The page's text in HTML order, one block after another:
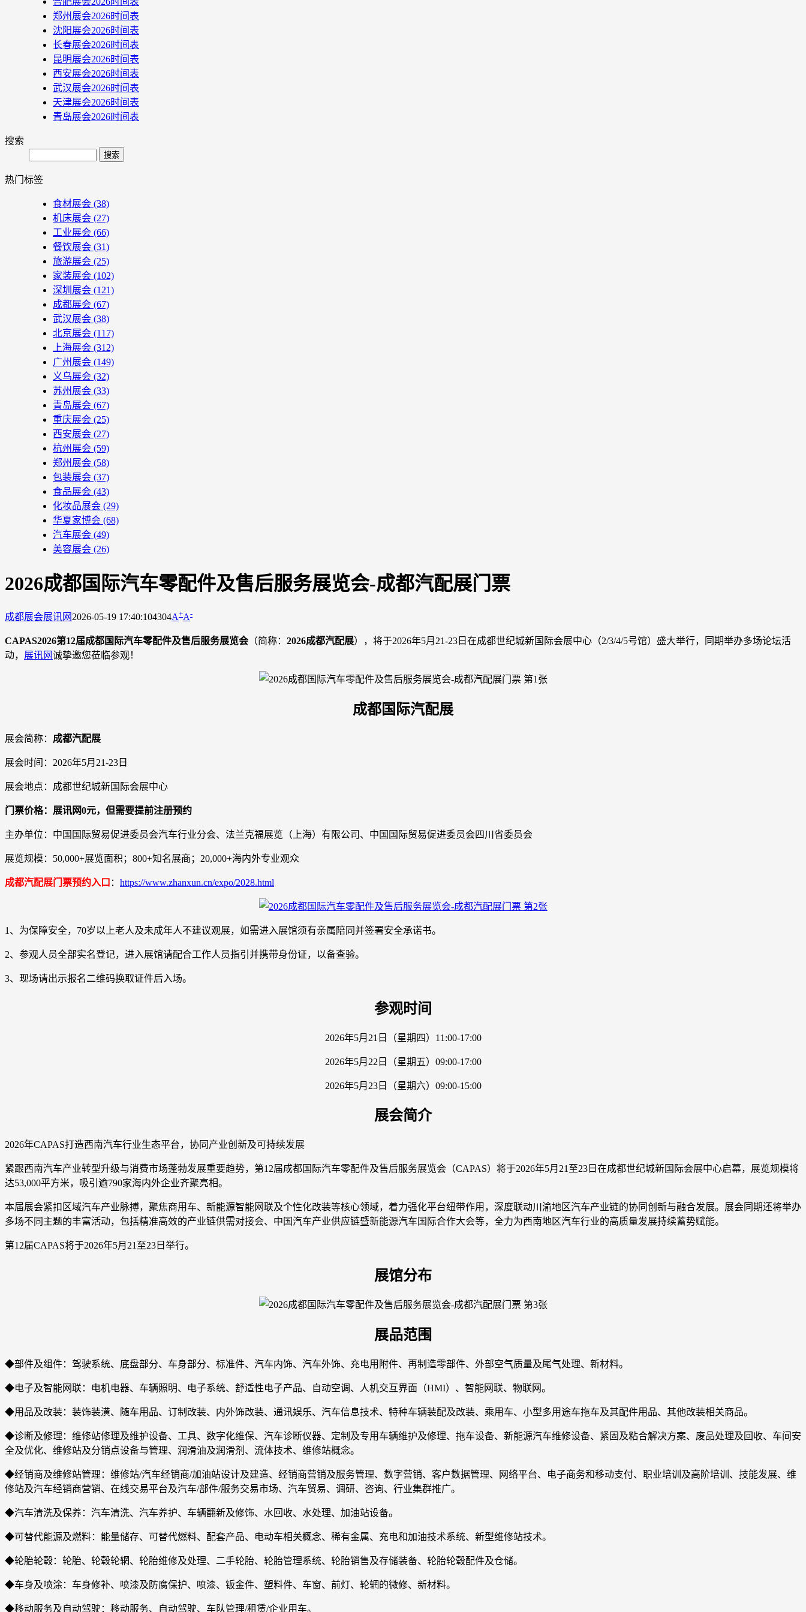
郑州展会2026时间表
沈阳展会2026时间表
长春展会2026时间表
昆明展会2026时间表
西安展会2026时间表
武汉展会2026时间表
天津展会2026时间表
青岛展会2026时间表
搜索
Search
热门标签
食材展会 (38)
机床展会 (27)
工业展会 (66)
餐饮展会 (31)
旅游展会 (25)
家装展会 (102)
深圳展会 (121)
成都展会 (67)
武汉展会 (38)
北京展会 (117)
上海展会 (312)
广州展会 (149)
义乌展会 (32)
苏州展会 (33)
青岛展会 (67)
重庆展会 (25)
西安展会 (27)
杭州展会 (59)
郑州展会 (58)
包装展会 (37)
食品展会 (43)
化妆品展会 (29)
华夏家博会 (68)
汽车展会 (49)
美容展会 (26)
2026成都国际汽车零配件及售后服务展览会-成都汽配展门票
成都展会展讯网 2026-05-19 17:40:104304A+A-
CAPAS2026第12届成都国际汽车零配件及售后服务展览会 （简称： 2026成都汽配展），将于2026年5月21-23日在成都世纪城新国际会展中心（2/3/4/5号馆）盛大举行，同期举办多场论坛活
动， 展讯网诚挚邀您莅临参观！
成都国际汽配展
展会简称： 成都汽配展
展会时间：2026年5月21-23日
展会地点：成都世纪城新国际会展中心
门票价格：展讯网0元，但需要提前注册预约
主办单位：中国国际贸易促进委员会汽车行业分会、法兰克福展览（上海）有限公司、中国国际贸易促进委员会四川省委员会
展览规模：50,000+展览面积；800+知名展商；20,000+海内外专业观众
成都汽配展门票预约入口 ： https://www.zhanxun.cn/expo/2028.html
1、为保障安全，70岁以上老人及未成年人不建议观展，如需进入展馆须有亲属陪同并签署安全承诺书。
2、参观人员全部实名登记，进入展馆请配合工作人员指引并携带身份证，以备查验。
3、现场请出示报名二维码换取证件后入场。
参观时间
2026年5月21日（星期四）11:00-17:00
2026年5月22日（星期五）09:00-17:00
2026年5月23日（星期六）09:00-15:00
展会简介
2026年CAPAS打造西南汽车行业生态平台，协同产业创新及可持续发展
紧跟西南汽车产业转型升级与消费市场蓬勃发展重要趋势，第12届成都国际汽车零配件及售后服务展览会（CAPAS）将于2026年5月21至23日在成都世纪城新国际会展中心启幕，展览规模将
达53,000平方米，吸引逾790家海内外企业齐聚亮相。
本届展会紧扣区域汽车产业脉搏，聚焦商用车、新能源智能网联及个性化改装等核心领域，着力强化平台纽带作用，深度联动川渝地区汽车产业链的协同创新与融合发展。展会同期还将举办
多场不同主题的丰富活动，包括精准高效的产业链供需对接会、中国汽车产业供应链暨新能源汽车国际合作大会等，全力为西南地区汽车行业的高质量发展持续蓄势赋能。
第12届CAPAS将于2026年5月21至23日举行。
展馆分布
展品范围
◆部件及组件：驾驶系统、底盘部分、车身部分、标准件、汽车内饰、汽车外饰、充电用附件、再制造零部件、外部空气质量及尾气处理、新材料。
◆电子及智能网联：电机电器、车辆照明、电子系统、舒适性电子产品、自动空调、人机交互界面（HMI）、智能网联、物联网。
◆用品及改装：装饰装潢、随车用品、订制改装、内外饰改装、通讯娱乐、汽车信息技术、特种车辆装配及改装、乘用车、小型多用途车拖车及其配件用品、其他改装相关商品。
◆诊断及修理：维修站修理及维护设备、工具、数字化维保、汽车诊断仪器、定制及专用车辆维护及修理、拖车设备、新能源汽车维修设备、紧固及粘合解决方案、废品处理及回收、车间安
全及优化、维修站及分销点设备与管理、润滑油及润滑剂、流体技术、维修站概念。
◆经销商及维修站管理：维修站/汽车经销商/加油站设计及建造、经销商营销及服务管理、数字营销、客户数据管理、网络平台、电子商务和移动支付、职业培训及高阶培训、技能发展、维
修站及汽车经销商营销、在线交易平台及汽车/部件/服务交易市场、汽车贸易、调研、咨询、行业集群推广。
◆汽车清洗及保养：汽车清洗、汽车养护、车辆翻新及修饰、水回收、水处理、加油站设备。
◆可替代能源及燃料：能量储存、可替代燃料、配套产品、电动车相关概念、稀有金属、充电和加油技术系统、新型维修站技术。
◆轮胎轮毂：轮胎、轮毂轮辋、轮胎维修及处理、二手轮胎、轮胎管理系统、轮胎销售及存储装备、轮胎轮毂配件及仓储。
◆车身及喷涂：车身修补、喷漆及防腐保护、喷漆、钣金件、塑料件、车窗、前灯、轮辋的微修、新材料。
◆移动服务及自动驾驶：移动服务、自动驾驶、车队管理/租赁/企业用车。